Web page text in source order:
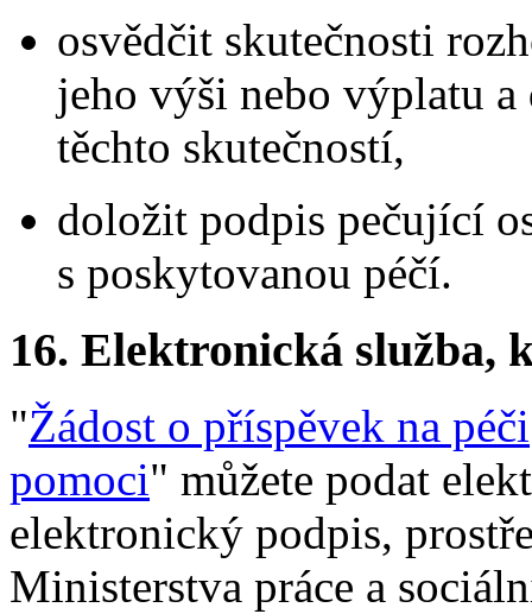
osvědčit skutečnosti
jeho výši nebo výplatu a
těchto skutečností,
doložit podpis pečující
s poskytovanou péčí.
16. Elektronická služba,
"Žádost o příspěvek na péči
pomoci" můžete podat
elektronický podpis,
Ministerstva práce a